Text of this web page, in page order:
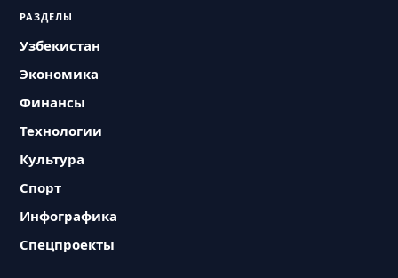
РАЗДЕЛЫ
Узбекистан
Экономика
Финансы
Технологии
Культура
Спорт
Инфографика
Спецпроекты